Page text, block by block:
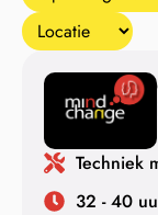
Techniek
32 - 40